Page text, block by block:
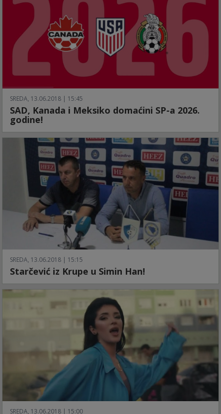
SREDA, 13.06.2018 | 15:45
SAD, Kanada i Meksiko domaćini SP-a 2026.
godine!
SREDA, 13.06.2018 | 15:15
Starčević iz Krupe u Simin Han!
SREDA, 13.06.2018 | 15:00